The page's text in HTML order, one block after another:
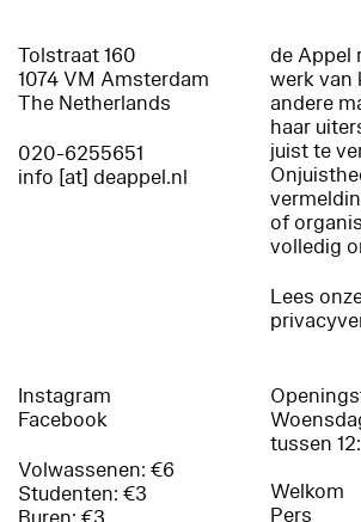
Tolstraat 160
1074 VM Amsterdam
The Netherlands
020-6255651
info [at] deappel.nl
de Appel
werk van
andere
haar
juist te
of
volledig
Lees
Instagram
Facebook
Volwassenen: €6
Studenten: €3
tussen
Welkom
Pers